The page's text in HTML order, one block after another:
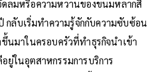
ลมหรือความหวานของขนมหลากสี
กลับเริ่มทำความรู้จักกับความซับซ้อน
นมาในครอบครัวที่ทำธุรกิจนำเข้า
ยู่ในอุตสาหกรรมการบริการ